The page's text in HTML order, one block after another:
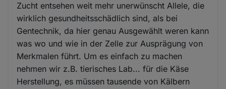
Zucht entsehen weit mehr unerwünscht Allele, die
wirklich gesundheitsschädlich sind, als bei
Gentechnik, da hier genau Ausgewählt weren kann
was wo und wie in der Zelle zur Ausprägung von
Merkmalen führt. Um es einfach zu machen
nehmen wir z.B. tierisches Lab... für die Käse
Herstellung, es müssen tausende von Kälbern